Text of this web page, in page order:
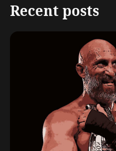
Recent posts